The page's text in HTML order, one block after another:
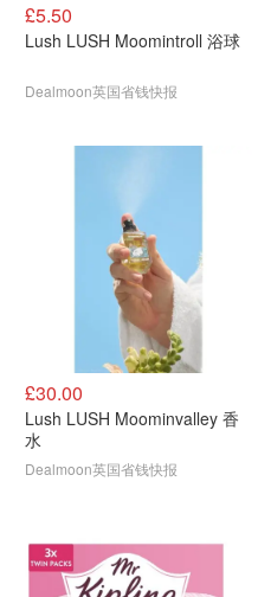
£5.50
Lush LUSH Moomintroll 浴球
Dealmoon英国省钱快报
£30.00
Lush LUSH Moominvalley 香
水
Dealmoon英国省钱快报